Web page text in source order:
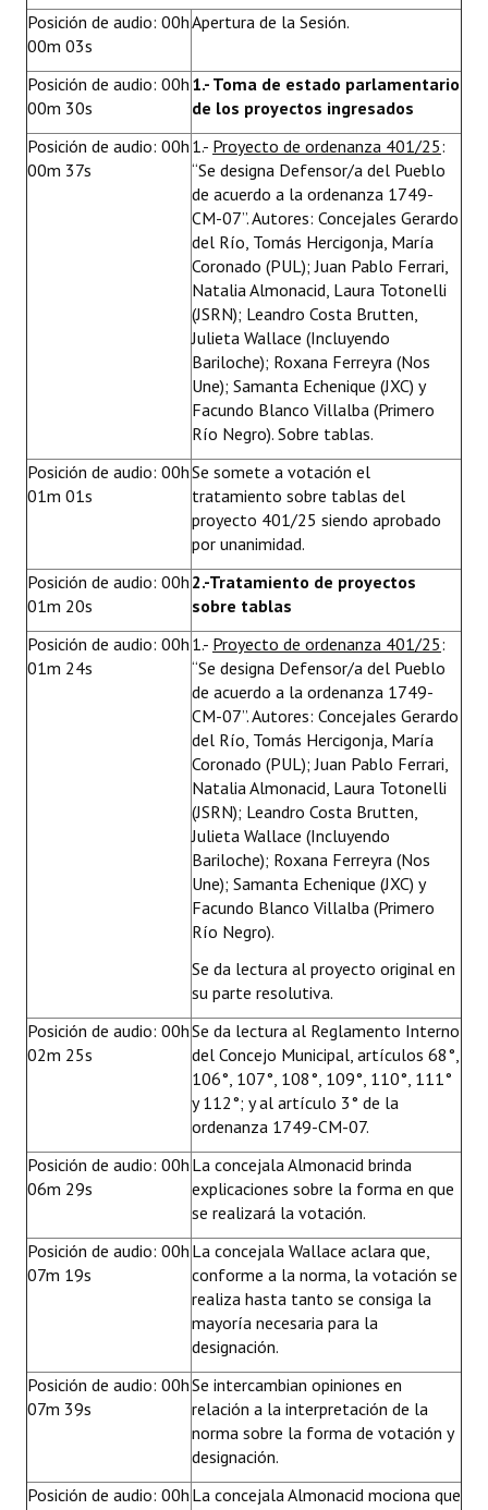
Banca del Vecino - Registro
Huéspedes de Honor - Registro
Antiguos Pobladores - Registro
Reconocimientos - Registro
Bariloche, Municipio intercultural
Entrega de distinciones
REFORMA DE LA CARTA ORGÁNICA
Posición de audio: 00h
00m 03s
Apertura de la Sesión.
Posición de audio: 00h
00m 30s
1.- Toma de estado parlamentario
de los proyectos ingresados
Posición de audio: 00h
00m 37s
1.- Proyecto de ordenanza 401/25:
“Se designa Defensor/a del Pueblo
de acuerdo a la ordenanza 1749-
CM-07”. Autores: Concejales Gerardo
del Río, Tomás Hercigonja, María
Coronado (PUL); Juan Pablo Ferrari,
Natalia Almonacid, Laura Totonelli
(JSRN); Leandro Costa Brutten,
Julieta Wallace (Incluyendo
Bariloche); Roxana Ferreyra (Nos
Une); Samanta Echenique (JXC) y
Facundo Blanco Villalba (Primero
Río Negro). Sobre tablas.
Posición de audio: 00h
01m 01s
Se somete a votación el
tratamiento sobre tablas del
proyecto 401/25 siendo aprobado
por unanimidad.
Posición de audio: 00h
01m 20s
2.-Tratamiento de proyectos
sobre tablas
Posición de audio: 00h
01m 24s
1.- Proyecto de ordenanza 401/25:
“Se designa Defensor/a del Pueblo
de acuerdo a la ordenanza 1749-
CM-07”. Autores: Concejales Gerardo
del Río, Tomás Hercigonja, María
Coronado (PUL); Juan Pablo Ferrari,
Natalia Almonacid, Laura Totonelli
(JSRN); Leandro Costa Brutten,
Julieta Wallace (Incluyendo
Bariloche); Roxana Ferreyra (Nos
Une); Samanta Echenique (JXC) y
Facundo Blanco Villalba (Primero
Río Negro).
Se da lectura al proyecto original en
su parte resolutiva.
Posición de audio: 00h
02m 25s
Se da lectura al Reglamento Interno
del Concejo Municipal, artículos 68°,
106°, 107°, 108°, 109°, 110°, 111°
y 112°; y al artículo 3° de la
ordenanza 1749-CM-07.
Posición de audio: 00h
06m 29s
La concejala Almonacid brinda
explicaciones sobre la forma en que
se realizará la votación.
Posición de audio: 00h
07m 19s
La concejala Wallace aclara que,
conforme a la norma, la votación se
realiza hasta tanto se consiga la
mayoría necesaria para la
designación.
Posición de audio: 00h
07m 39s
Se intercambian opiniones en
relación a la interpretación de la
norma sobre la forma de votación y
designación.
Posición de audio: 00h La concejala Almonacid mociona que